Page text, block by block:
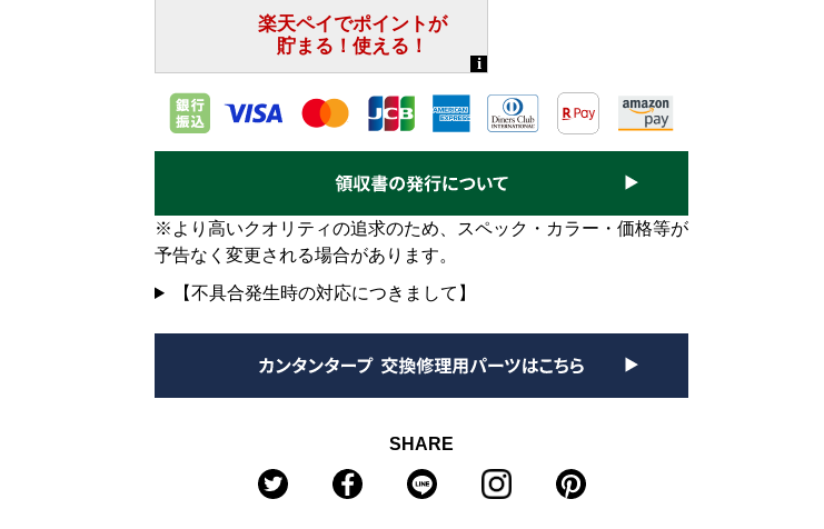
※より高いクオリティの追求のため、スペック・カラー・価格等が
予告なく変更される場合があります。
【不具合発生時の対応につきまして】
SHARE